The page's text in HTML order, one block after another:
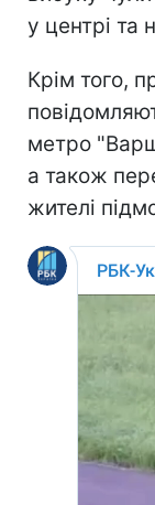
у центрі та
Крім того,
метро
а також
жителі